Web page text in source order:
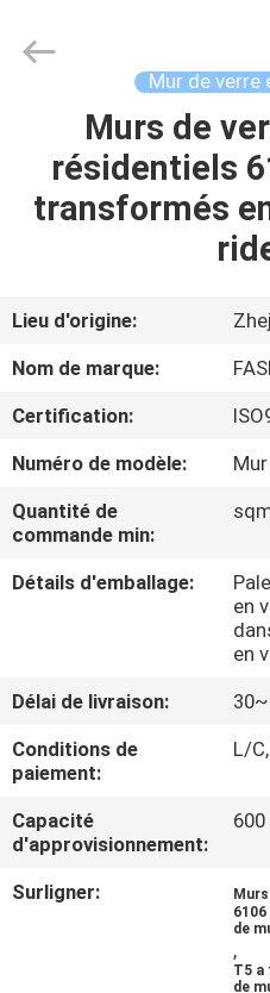
MAISON
PRODUITS
SUJET
DE
NOUS
VISITE
D'USINE
CONTRÔLE
CONTACTEZ-
NOUS
NOUVELLES
FASEC
Buildings
Mur de verre
Murs de
résidentiels
transformés
Lieu d'origine:
Nom de marque:
Certification:
Numéro de modèle:
Quantité de
commande min:
Détails d'emballage:
en
en
Délai de livraison:
Conditions de
paiement:
L/
Capacité
d'approvisionnement:
Surligner:
de
,
T5 a
de